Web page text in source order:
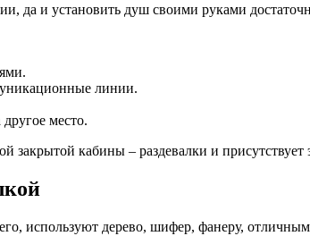
да и установить душ своими руками
линии.
место.
кабины – раздевалки и
используют дерево, шифер, фанеру,